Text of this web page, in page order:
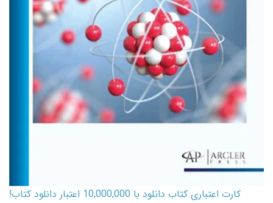
کارت اعتباری کتاب دانلود با 10,000,000 اعتبار دانلود کتاب!